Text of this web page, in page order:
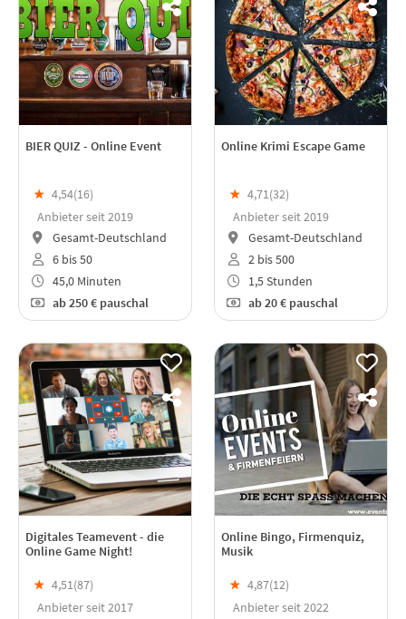
BIER QUIZ - Online Event
★ 4,54(16)
Anbieter seit 2019
Gesamt-Deutschland
6 bis 50
45,0 Minuten
ab250 € pauschal
Online Krimi Escape Game
★ 4,71(32)
Anbieter seit 2019
Gesamt-Deutschland
2 bis 500
1,5 Stunden
ab20 € pauschal
Digitales Teamevent - die
Online Game Night!
★ 4,51(87)
Anbieter seit 2017
Online Bingo, Firmenquiz,
Musik
★ 4,87(12)
Anbieter seit 2022